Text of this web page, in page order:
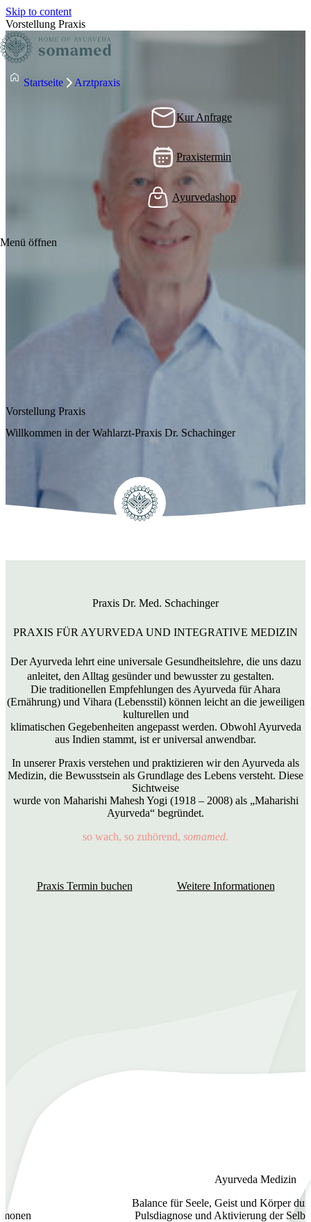
Skip to content
Kur Anfrage
Praxistermin
Ayurvedashop
Menü öffnen
Vorstellung Praxis
Startseite Arztpraxis
Vorstellung Praxis
Willkommen in der Wahlarzt-Praxis Dr. Schachinger
Praxis Dr. Med. Schachinger
PRAXIS FÜR AYURVEDA UND INTEGRATIVE MEDIZIN
Der Ayurveda lehrt eine universale Gesundheitslehre, die uns dazu
anleitet, den Alltag gesünder und bewusster zu gestalten.
Die traditionellen Empfehlungen des Ayurveda für Ahara
(Ernährung) und Vihara (Lebensstil) können leicht an die jeweiligen
kulturellen und
klimatischen Gegebenheiten angepasst werden. Obwohl Ayurveda
aus Indien stammt, ist er universal anwendbar.
In unserer Praxis verstehen und praktizieren wir den Ayurveda als
Medizin, die Bewusstsein als Grundlage des Lebens versteht. Diese
Sichtweise
wurde von Maharishi Mahesh Yogi (1918 – 2008) als „Maharishi
Ayurveda“ begründet.
so wach, so zuhörend, somamed.
Praxis Termin buchen Weitere Informationen
Ayurveda Medizin
Balance für Seele, Geist und Körper
Pulsdiagnose und Aktivierung der